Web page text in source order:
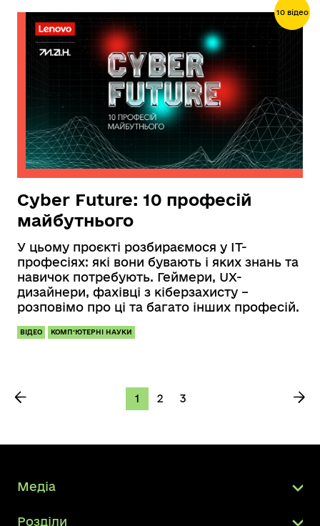
10 відео
Сyber Future: 10 професій
майбутнього
У цьому проєкті розбираємося у IT-
професіях: які вони бувають і яких знань та
навичок потребують. Геймери, UX-
дизайнери, фахівці з кіберзахисту –
розповімо про ці та багато інших професій.
ВІДЕО КОМП’ЮТЕРНІ НАУКИ
1 2 3
Медіа
Розділи